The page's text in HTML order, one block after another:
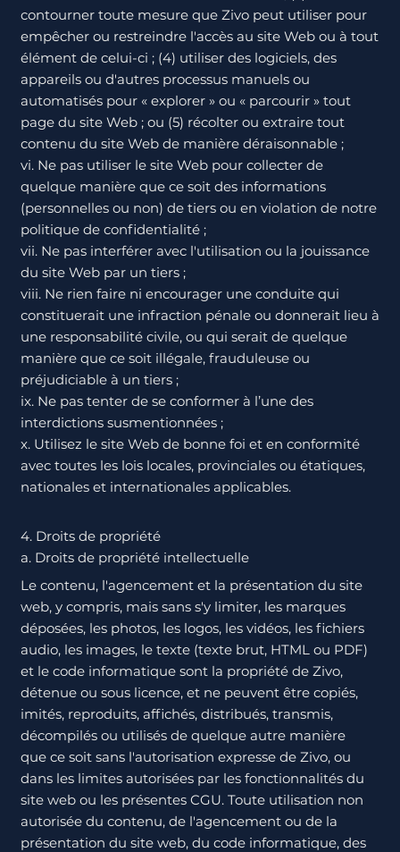
contourner toute mesure que Zivo peut utiliser pour
empêcher ou restreindre l'accès au site Web ou à tout
élément de celui-ci ; (4) utiliser des logiciels, des
appareils ou d'autres processus manuels ou
automatisés pour « explorer » ou « parcourir » tout
page du site Web ; ou (5) récolter ou extraire tout
contenu du site Web de manière déraisonnable ;
vi. Ne pas utiliser le site Web pour collecter de
quelque manière que ce soit des informations
(personnelles ou non) de tiers ou en violation de notre
politique de confidentialité ;
vii. Ne pas interférer avec l'utilisation ou la jouissance
du site Web par un tiers ;
viii. Ne rien faire ni encourager une conduite qui
constituerait une infraction pénale ou donnerait lieu à
une responsabilité civile, ou qui serait de quelque
manière que ce soit illégale, frauduleuse ou
préjudiciable à un tiers ;
ix. Ne pas tenter de se conformer à l’une des
interdictions susmentionnées ;
x. Utilisez le site Web de bonne foi et en conformité
avec toutes les lois locales, provinciales ou étatiques,
nationales et internationales applicables.
4. Droits de propriété
a. Droits de propriété intellectuelle
Le contenu, l'agencement et la présentation du site
web, y compris, mais sans s'y limiter, les marques
déposées, les photos, les logos, les vidéos, les fichiers
audio, les images, le texte (texte brut, HTML ou PDF)
et le code informatique sont la propriété de Zivo,
détenue ou sous licence, et ne peuvent être copiés,
imités, reproduits, affichés, distribués, transmis,
décompilés ou utilisés de quelque autre manière
que ce soit sans l'autorisation expresse de Zivo, ou
dans les limites autorisées par les fonctionnalités du
site web ou les présentes CGU. Toute utilisation non
autorisée du contenu, de l'agencement ou de la
présentation du site web, du code informatique, des